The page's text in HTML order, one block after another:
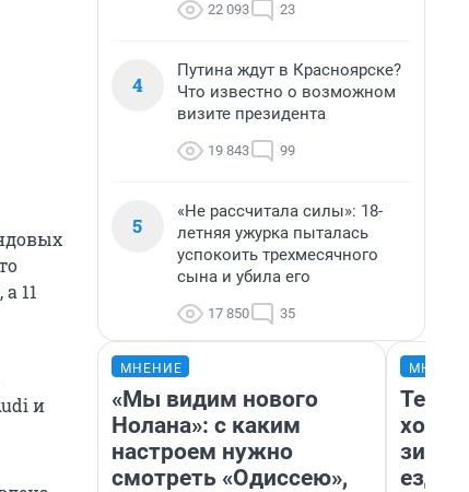
11
и
22 093 23
4
Путина ждут в Красноярске?
Что известно о возможном
визите президента
19 843 99
5
«Не рассчитала силы»: 18-
летняя ужурка пыталась
успокоить трехмесячного
сына и убила его
17 850 35
МНЕНИЕ
«Мы видим нового
Нолана»: с каким
настроем нужно
смотреть «Одиссею»,
ездит